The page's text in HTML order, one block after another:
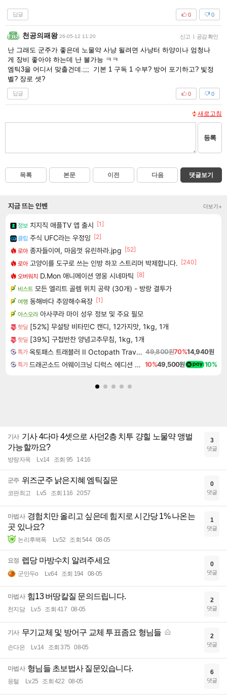
답글 0
0
천공의패왕 26-05-12 11:20 신고 | 공감 확인
난 그래도 군주가 좋은데 노물약 사냥 될려면 사냥터 하양이나 엄청나
게 장비 좋아야 하는데 난 불가능 ㅋㅋ
엠틱3을 어디서 맞출건데.;;; 기본 1 구독 1 수부? 방어 포기하고? 빛정
벨? 장로 셋?
답글 0
0
새로고침
등록
목록 본문 이전 다음 댓글보기
지금 뜨는 인벤 더보기+
정보 치지직 애플TV 앱 출시 [1]
클립 주식 UFC라는 우정잉 [2]
로아 종자들이여, 마음껏 유린하라.jpg [52]
로아 고양이를 도구로 쓰는 인방 하꼬 스트리머 박제합니다. [240]
오버워치 D.Mon 애니메이션 영웅 시네마틱 [8]
비스트 모든 엘리트 골렘 위치 공략 (30개) - 방랑 결투가
여행 동해바다 추암해수욕장 [1]
아스오라 아사쿠라 마이 성우 정보 및 주요 필모
핫딜 [52%] 무설탕 비타민C 캔디, 12가지맛, 1kg, 1개
핫딜 [39%] 구첩반찬 양념고추무침, 1kg, 1개
특가 옥토패스 트래블러 II Octopath Traveler II 49,800원70%14,940원
특가 드래곤소드 어웨이크닝 디럭스 에디션 DragonSword Awakening Deluxe Edition 10%49,500원 10%
기사 기사 4다마 4셋으로 사던2층 치투 걍힐 노물약 앵벌
가능할까요?
방랑자옥 Lv.14 조회 95 14:16
3
댓글
군주 위즈군주 낡은지혜 엠틱질문
코판최고 Lv.5 조회 116 20:57
0
댓글
마법사 경험치만 올리고 싶은데 힘지로 시간당 1% 나온는
곳 있나요?
논리후팩폭 Lv.52 조회 544 08-05
1
댓글
요정 렙당 마방수치 알려주세요
군만두o Lv.64 조회 194 08-05
0
댓글
마법사 힘13 버땅칼질 문의드립니다.
천지담 Lv.5 조회 417 08-05
2
댓글
기사 무기교체 및 방어구 교체 투표좀요 형님들
손다은 Lv.14 조회 375 08-05
2
댓글
마법사 형님들 초보법사 질문있습니다.
응털 Lv.25 조회 422 08-05
6
댓글